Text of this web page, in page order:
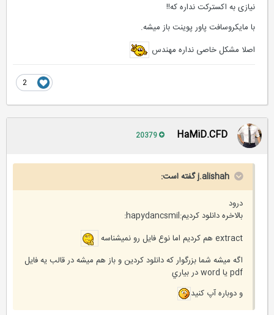
نیازی به اکسترکت نداره که!!
با مایکروسافت پاور پوینت باز میشه.
اصلا مشکل خاصی نداره مهندس
HaMiD.CFD
j.alishah گفته است:
درود
بالاخره دانلود كرديم:hapydancsmil:
extract هم كرديم اما نوع فايل رو نميشناسه
اگه ميشه شما بزرگوار كه دانلود كردين و باز هم ميشه در قالب يه فايل
pdf يا word در بياري
و دوباره آپ كنيد